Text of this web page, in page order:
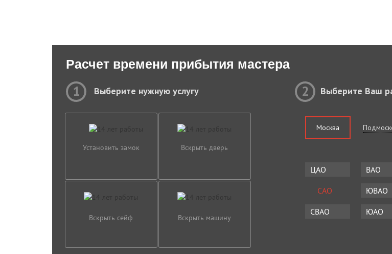
Расчет времени прибытия мастера
1 Выберите нужную услугу
Установить замок Вскрыть дверь
Вскрыть сейф Вскрыть машину
2 Выберите Ваш
Москва
ЦАО ВАО
САО ЮВАО
СВАО ЮАО